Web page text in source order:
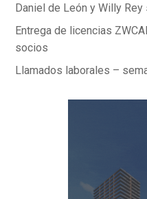
Daniel de León y Willy
Entrega de licencias
socios
Llamados laborales –